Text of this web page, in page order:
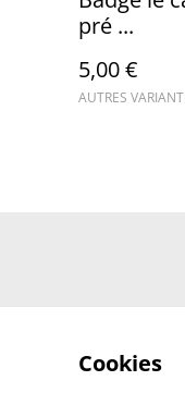
pré ...
5,00 €
AUTRES
Cookies